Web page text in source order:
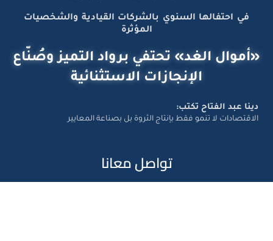
في احتفالها السنوي بالشركات القيادية والشخصيات
المؤثرة
«أموال الغد» تحتفي برواد التميز وصُنّاع
الإنجازات الاستثنائية
دينا عبد الفتاح تكتب:
الاقتصادات لا تنمو فقط بإنتاج الثروة بل بصناعة المعايير
تواصل معانا